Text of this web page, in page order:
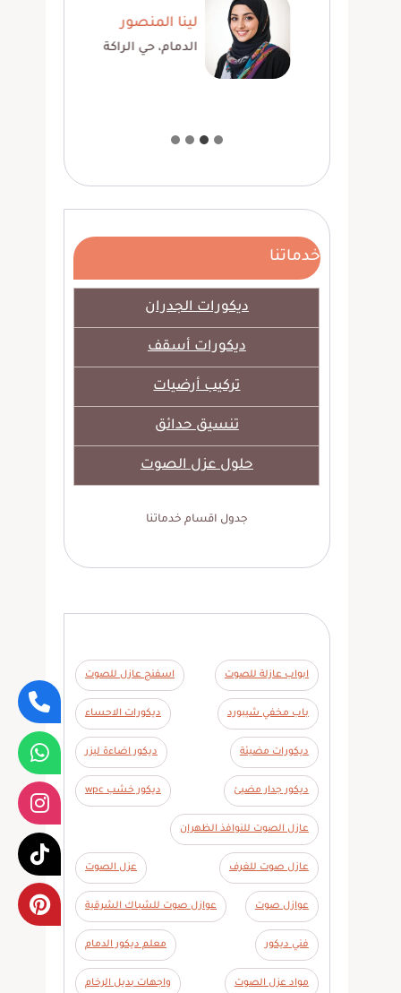
فهد حجازي
الخبر، حي الحزام
خدماتنا
ديكورات الجدران
ديكورات أسقف
تركيب أرضيات
تنسيق حدائق
حلول عزل الصوت
جدول اقسام خدماتنا
ابواب عازلة للصوت اسفنج عازل للصوت
باب مخفي شيبورد ديكورات الاحساء
ديكورات مضيئة ديكور اضاءة ليزر
ديكور جدار مضيئ ديكور خشب wpc
عازل الصوت للنوافذ الظهران
عازل صوت للغرف عزل الصوت
عوازل صوت عوازل صوت للشباك الشرقية
فني ديكور معلم ديكور الدمام
مواد عزل الصوت واجهات بديل الرخام